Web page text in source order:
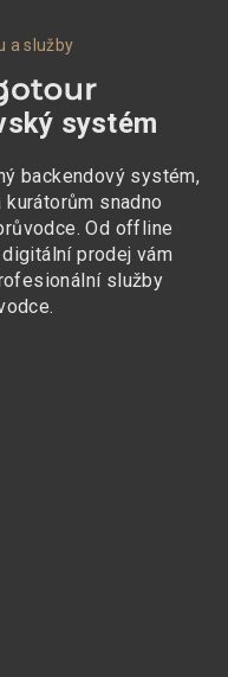
a služby
systém
backendový systém,
snadno
Od offline
prodej vám
služby